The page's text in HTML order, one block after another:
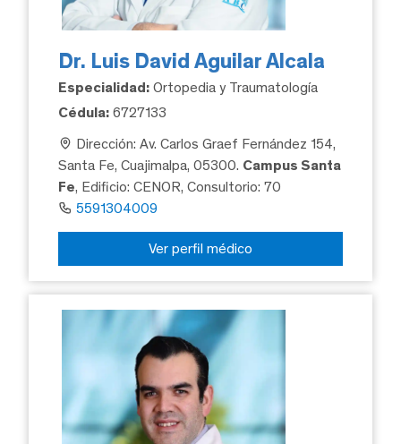
Dr. Luis David Aguilar Alcala
Especialidad: Ortopedia y Traumatología
Cédula: 6727133
Dirección: Av. Carlos Graef Fernández 154,
Santa Fe, Cuajimalpa, 05300. Campus Santa
Fe, Edificio: CENOR, Consultorio: 70
5591304009
Ver perfil médico